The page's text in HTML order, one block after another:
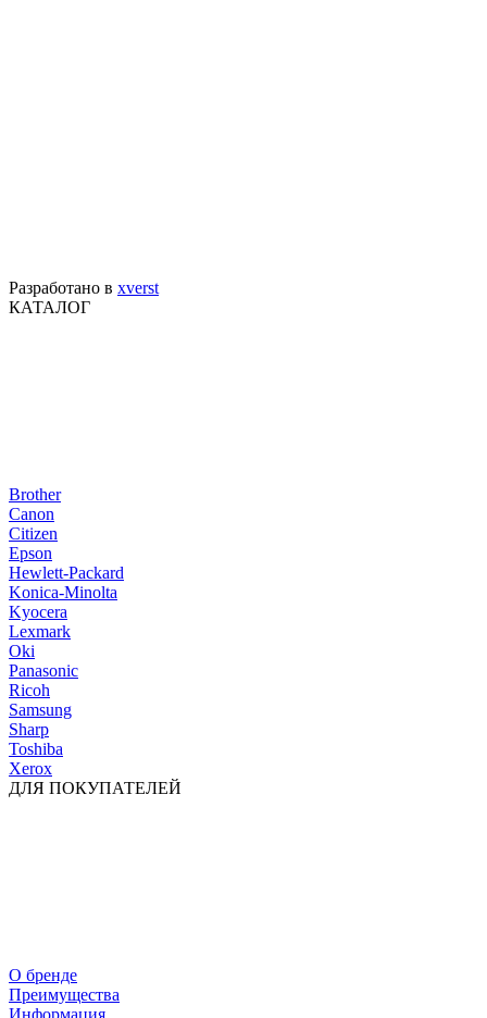
Разработано в xverst
КАТАЛОГ
Brother
Canon
Citizen
Epson
Hewlett-Packard
Konica-Minolta
Kyocera
Lexmark
Oki
Panasonic
Ricoh
Samsung
Sharp
Toshiba
Xerox
ДЛЯ ПОКУПАТЕЛЕЙ
О бренде
Преимущества
Информация